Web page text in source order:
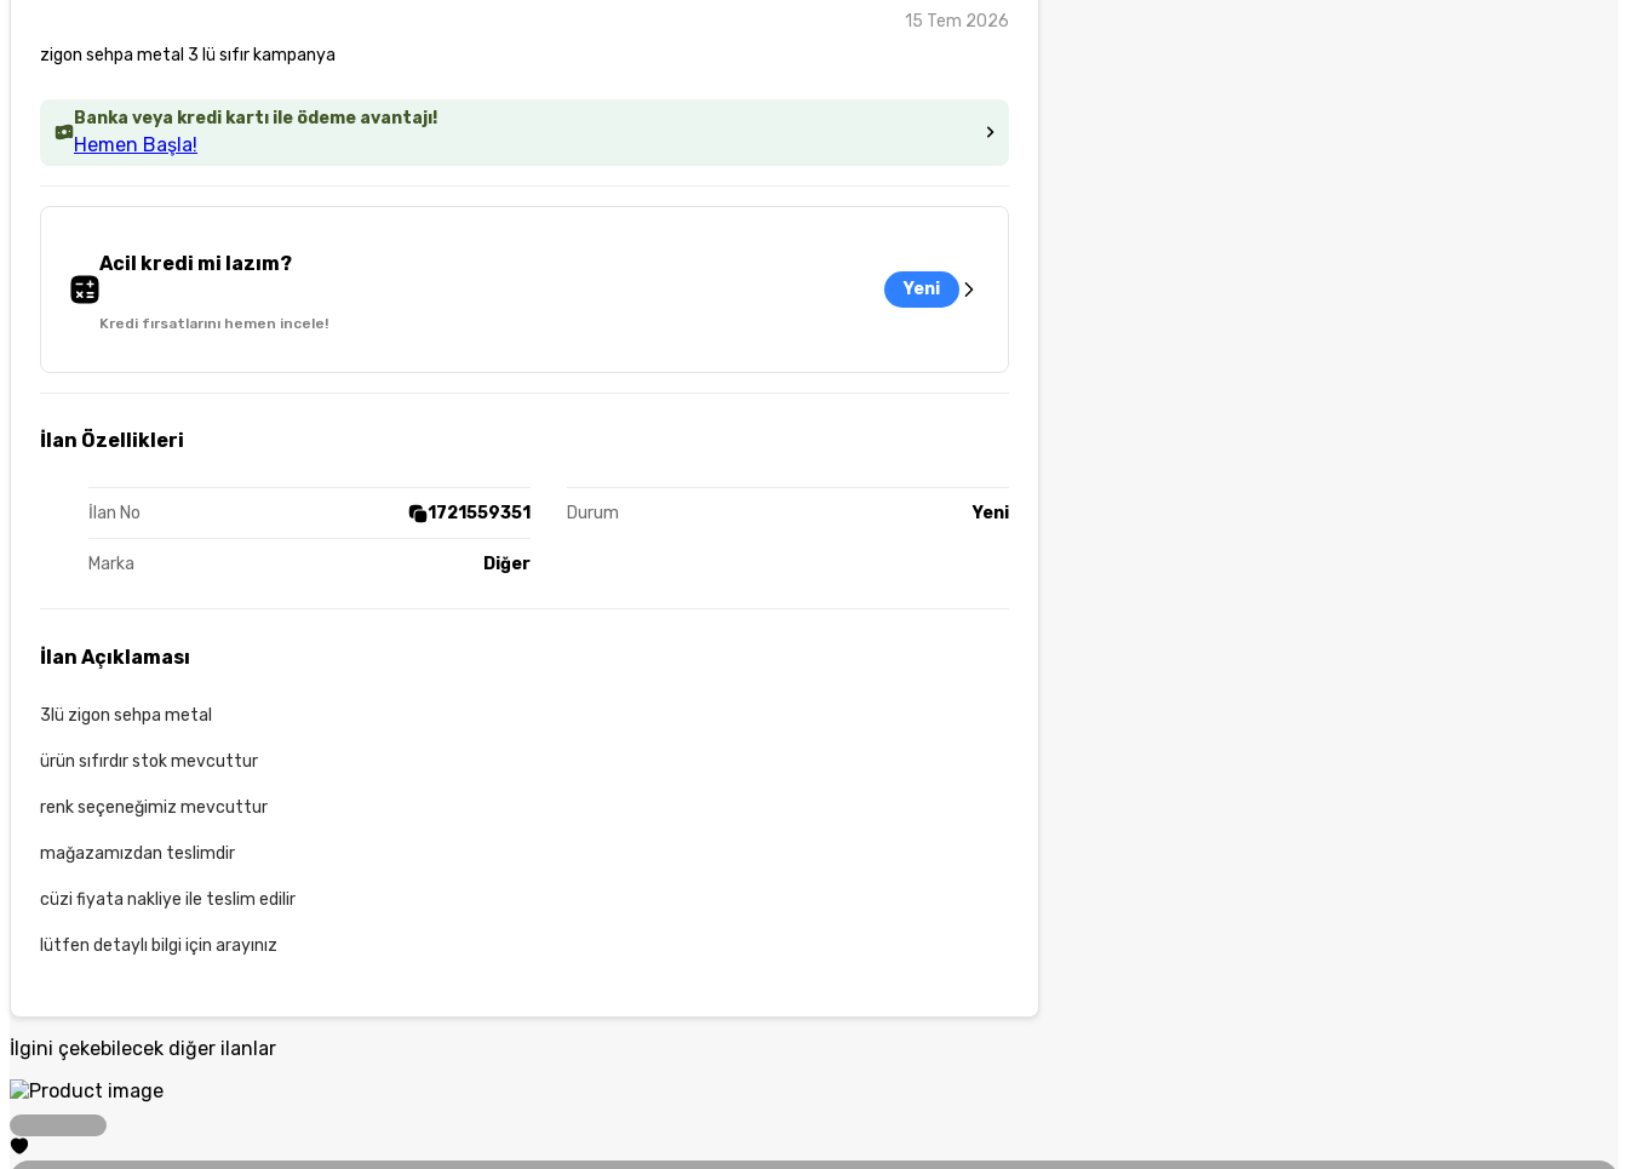
zigon sehpa metal 3 lü sıfır kampanya
15 Tem 2026
Banka veya kredi kartı ile ödeme avantajı!
Hemen Başla!
Acil kredi mi lazım?
Kredi fırsatlarını hemen incele!
Yeni
İlan Özellikleri
İlan No 1721559351 Durum Yeni
Marka Diğer
İlan Açıklaması
3lü zigon sehpa metal
ürün sıfırdır stok mevcuttur
renk seçeneğimiz mevcuttur
mağazamızdan teslimdir
cüzi fiyata nakliye ile teslim edilir
lütfen detaylı bilgi için arayınız
İlgini çekebilecek diğer ilanlar